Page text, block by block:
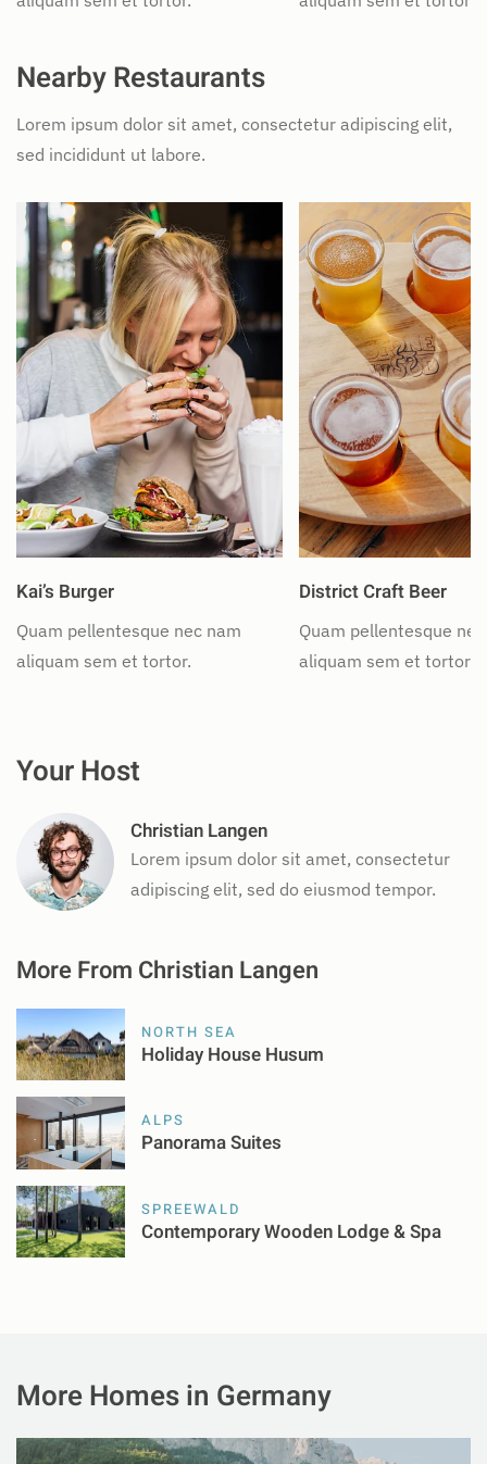
Nearby Restaurants
Lorem ipsum dolor sit amet, consectetur adipiscing elit,
sed incididunt ut labore.
Kai’s Burger
Quam pellentesque nec nam
aliquam sem et tortor.
District Craft Beer
Quam pellentesque
aliquam sem et tortor.
Your Host
Christian Langen
Lorem ipsum dolor sit amet, consectetur
adipiscing elit, sed do eiusmod tempor.
More From Christian Langen
NORTH SEA
Holiday House Husum
ALPS
Panorama Suites
SPREEWALD
Contemporary Wooden Lodge & Spa
More Homes in Germany